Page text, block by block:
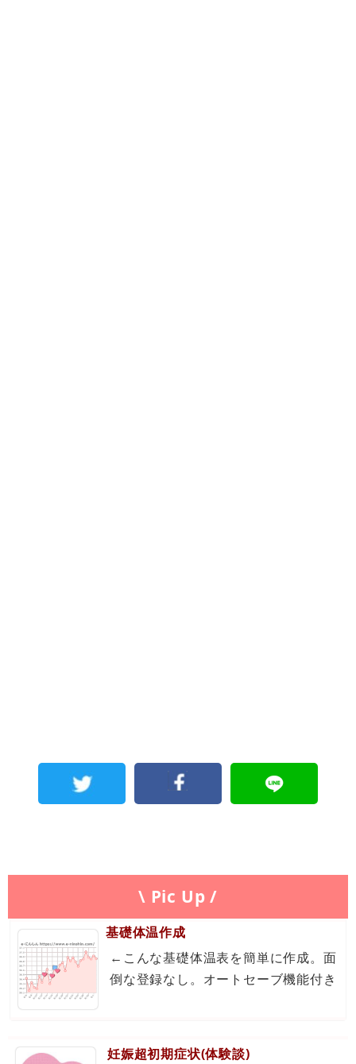
\ Pic Up /
基礎体温作成
←こんな基礎体温表を簡単に作成。面
倒な登録なし。オートセーブ機能付き
妊娠超初期症状(体験談)